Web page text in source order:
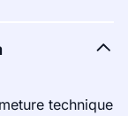
technique